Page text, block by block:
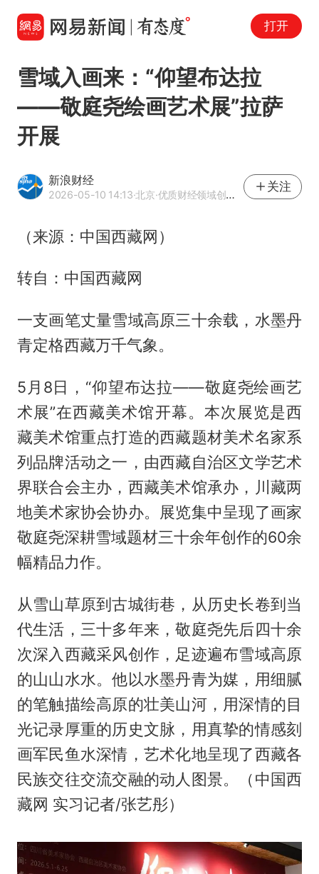
打开
雪域入画来：“仰望布达拉
——敬庭尧绘画艺术展”拉萨
开展
新浪财经
2026-05-10 14:13·北京·优质财经领域创作者
关注
（来源：中国西藏网）
转自：中国西藏网
一支画笔丈量雪域高原三十余载，水墨丹
青定格西藏万千气象。
5月8日，“仰望布达拉——敬庭尧绘画艺
术展”在西藏美术馆开幕。本次展览是西
藏美术馆重点打造的西藏题材美术名家系
列品牌活动之一，由西藏自治区文学艺术
界联合会主办，西藏美术馆承办，川藏两
地美术家协会协办。展览集中呈现了画家
敬庭尧深耕雪域题材三十余年创作的60余
幅精品力作。
从雪山草原到古城街巷，从历史长卷到当
代生活，三十多年来，敬庭尧先后四十余
次深入西藏采风创作，足迹遍布雪域高原
的山山水水。他以水墨丹青为媒，用细腻
的笔触描绘高原的壮美山河，用深情的目
光记录厚重的历史文脉，用真挚的情感刻
画军民鱼水深情，艺术化地呈现了西藏各
民族交往交流交融的动人图景。（中国西
藏网 实习记者/张艺彤）